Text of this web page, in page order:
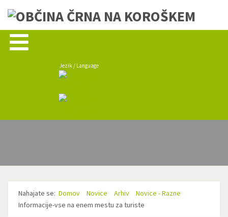
Jezik / Language
Nahajate se: Domov Novice Arhiv
Novice - Razne
Informacije-vse na enem mestu za turiste